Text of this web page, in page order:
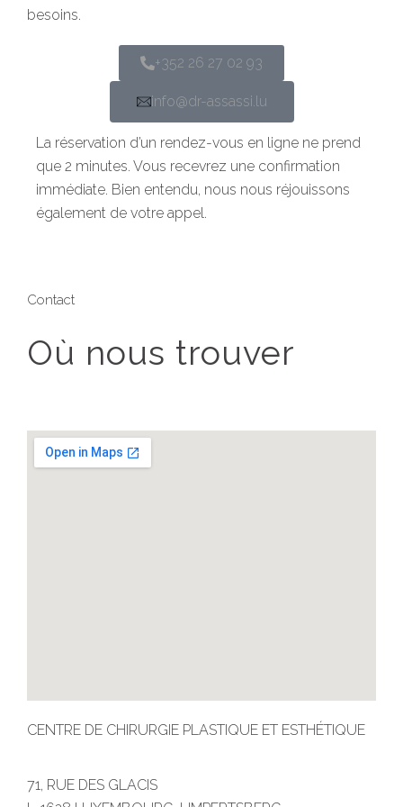
besoins.
+352 26 27 02 93
info@dr-assassi.lu
La réservation d’un rendez-vous en ligne ne prend
que 2 minutes. Vous recevrez une confirmation
immédiate. Bien entendu, nous nous réjouissons
également de votre appel.
Contact
Où nous trouver
CENTRE DE CHIRURGIE PLASTIQUE ET ESTHÉTIQUE
71, RUE DES GLACIS